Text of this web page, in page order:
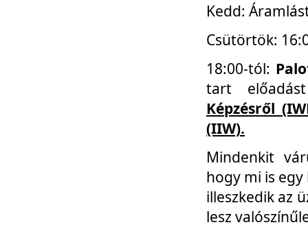
Kedd:
Csütörtök:
18:00-tól:
tart
Képzésről
(IIW).
Mindenkit
hogy mi is
illeszkedik az
lesz